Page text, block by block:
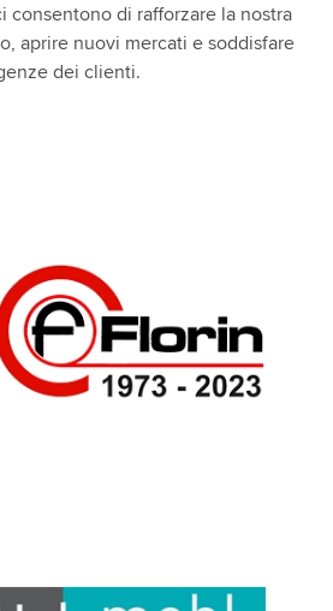
consentono di rafforzare la nostra
aprire nuovi mercati e soddisfare
dei clienti.